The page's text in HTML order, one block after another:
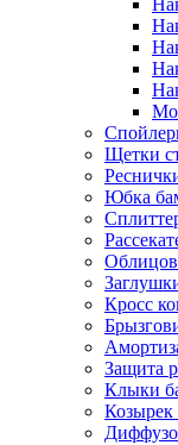
Щетки
Юбка
Кросс
Защита
Клыки
Козырек